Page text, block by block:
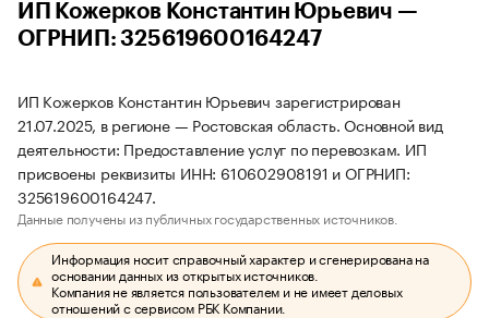
ИП Кожерков Константин Юрьевич —
ОГРНИП: 325619600164247
ИП Кожерков Константин Юрьевич зарегистрирован
21.07.2025, в регионе — Ростовская область. Основной вид
деятельности: Предоставление услуг по перевозкам. ИП
присвоены реквизиты ИНН: 610602908191 и ОГРНИП:
325619600164247.
Данные получены из публичных государственных источников.
Информация носит справочный характер и сгенерирована на
основании данных из открытых источников.
Компания не является пользователем и не имеет деловых
отношений с сервисом РБК Компании.